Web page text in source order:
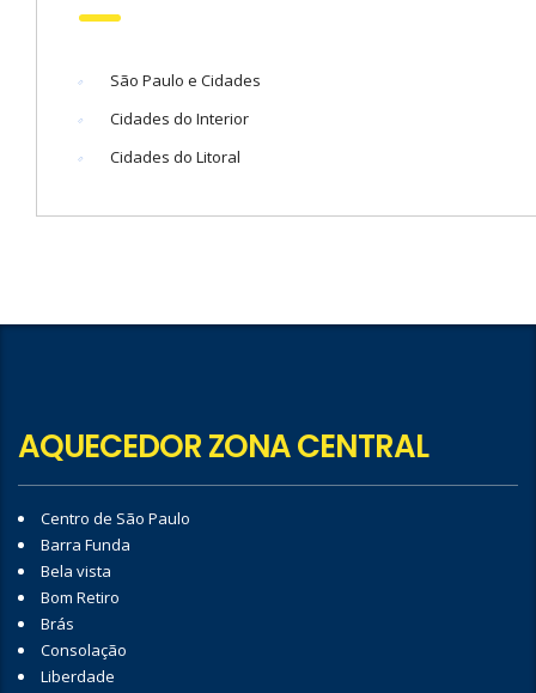
São Paulo e Cidades
Cidades do Interior
Cidades do Litoral
AQUECEDOR ZONA CENTRAL
Centro de São Paulo
Barra Funda
Bela vista
Bom Retiro
Brás
Consolação
Liberdade